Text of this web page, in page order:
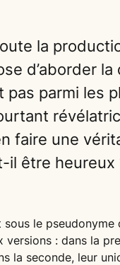
la
d’aborder
parmi les
faire une
il être heureux
le pseudonyme
: dans la
la seconde, leur